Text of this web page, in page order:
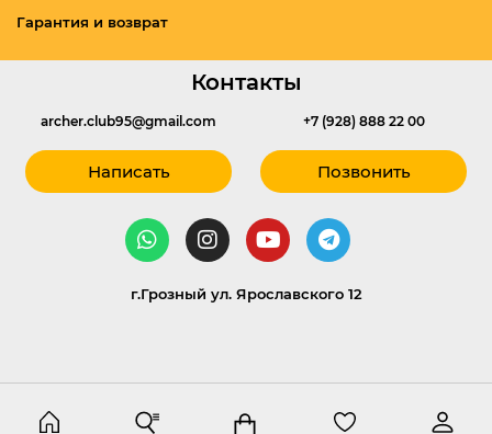
Гарантия и возврат
Контакты
archer.club95@gmail.com
Написать
+7 (928) 888 22 00
Позвонить
г.Грозный ул. Ярославского 12